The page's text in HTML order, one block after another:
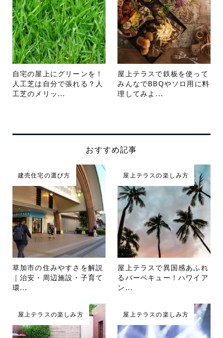
自宅の屋上にグリーンを！
人工芝は自分で張れる？人
工芝のメリッ...
屋上テラスで鉄板を使って
みんなでBBQやソロ用に料
理してみよ...
おすすめ記事
建売住宅の選び方
草加市の住みやすさを解説
｜治安・周辺施設・子育て
環...
屋上テラスの楽しみ方
屋上テラスで異国感あふれ
るバーベキュー！ハワイア
ン...
屋上テラスの楽しみ方 屋上テラスの楽しみ方